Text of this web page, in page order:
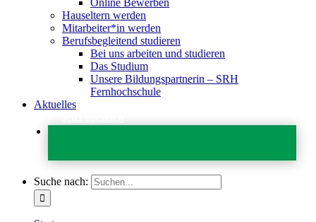
Online Bewerben
Hauseltern werden
Mitarbeiter*in werden
Berufsbegleitend studieren
Bei uns arbeiten und studieren
Das Studium
Unsere Bildungspartnerin – SRH
Fernhochschule
Aktuelles
Suche nach: